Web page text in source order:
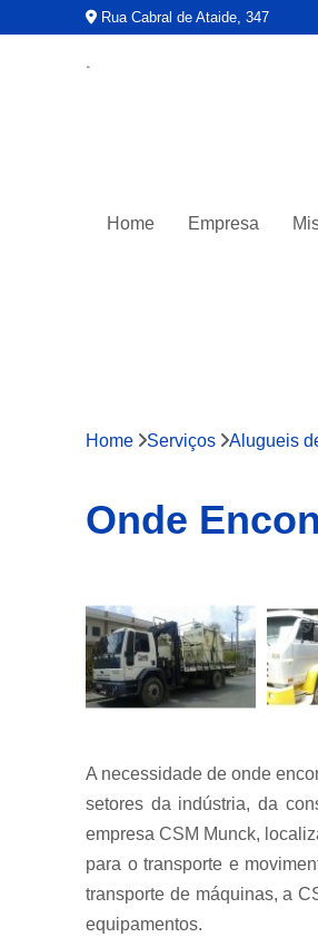
Rua Cabral de Ataide, 347
Home Empresa
Home Serviços Alugueis
Onde
A necessidade de onde
setores da indústria, da
empresa CSM Munck,
para o transporte e
transporte de máquinas, a
equipamentos.